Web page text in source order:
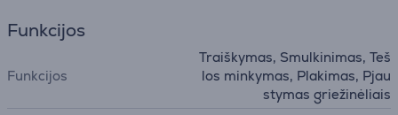
Funkcijos
Funkcijos
Traiškymas, Smulkinimas, Teš
los minkymas, Plakimas, Pjau
stymas griežinėliais